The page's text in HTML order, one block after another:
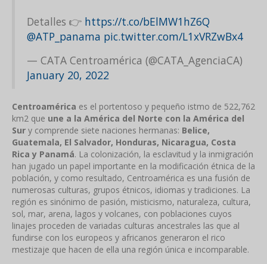
Detalles 👉 https://t.co/bElMW1hZ6Q
@ATP_panama pic.twitter.com/L1xVRZwBx4
— CATA Centroamérica (@CATA_AgenciaCA)
January 20, 2022
Centroamérica es el portentoso y pequeño istmo de 522,762
km2 que une a la América del Norte con la América del
Sur y comprende siete naciones hermanas: Belice,
Guatemala, El Salvador, Honduras, Nicaragua, Costa
Rica y Panamá. La colonización, la esclavitud y la inmigración
han jugado un papel importante en la modificación étnica de la
población, y como resultado, Centroamérica es una fusión de
numerosas culturas, grupos étnicos, idiomas y tradiciones. La
región es sinónimo de pasión, misticismo, naturaleza, cultura,
sol, mar, arena, lagos y volcanes, con poblaciones cuyos
linajes proceden de variadas culturas ancestrales las que al
fundirse con los europeos y africanos generaron el rico
mestizaje que hacen de ella una región única e incomparable.